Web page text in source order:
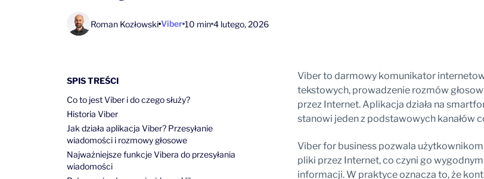
Roman Kozłowski Viber 10 min 4 lutego, 2026
SPIS TREŚCI
Co to jest Viber i do czego służy?
Historia Viber
Jak działa aplikacja Viber? Przesyłanie
wiadomości i rozmowy głosowe
Najważniejsze funkcje Vibera do przesyłania
wiadomości
Viber to darmowy komunikator
tekstowych, prowadzenie rozmów
przez Internet. Aplikacja działa na
stanowi jeden z podstawowych kanałów
Viber for business pozwala
pliki przez Internet, co czyni go
informacji. W praktyce oznacza to, że